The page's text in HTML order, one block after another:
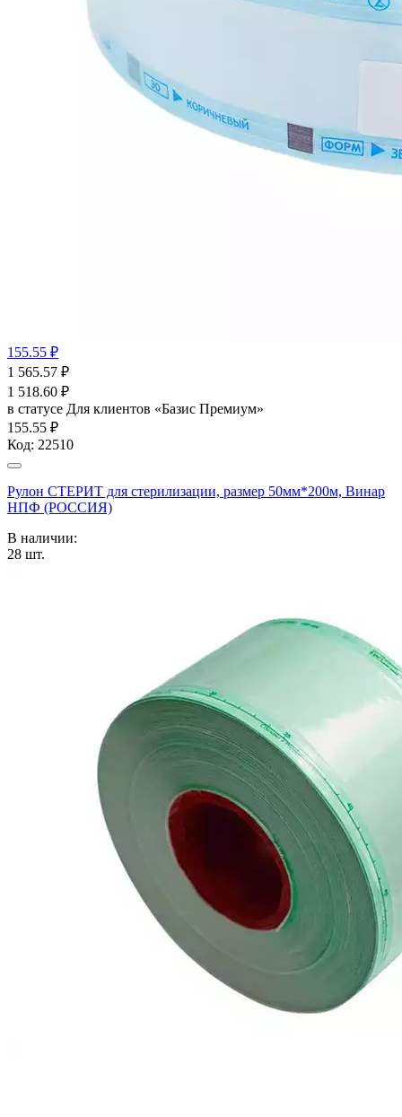
155.55 ₽
1 565.57 ₽
1 518.60 ₽
в статусе Для клиентов «Базис Премиум»
155.55 ₽
Код: 22510
Рулон СТЕРИТ для стерилизации, размер 50мм*200м, Винар
НПФ (РОССИЯ)
В наличии:
28 шт.